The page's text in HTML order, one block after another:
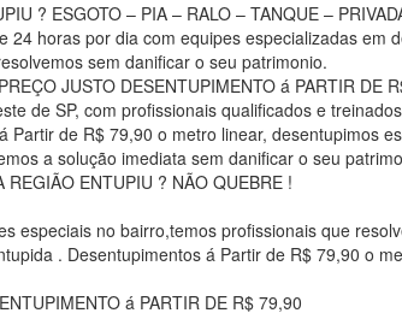
? ESGOTO – PIA – RALO – TANQUE –
horas por dia com equipes especializadas em
sem danificar o seu patrimonio.
JUSTO DESENTUPIMENTO á PARTIR DE
de SP, com profissionais qualificados e
de R$ 79,90 o metro linear, desentupimos
a solução imediata sem danificar o seu
ENTUPIU ? NÃO QUEBRE !
especiais no bairro,temos profissionais que
. Desentupimentos á Partir de R$ 79,90 o
á PARTIR DE R$ 79,90